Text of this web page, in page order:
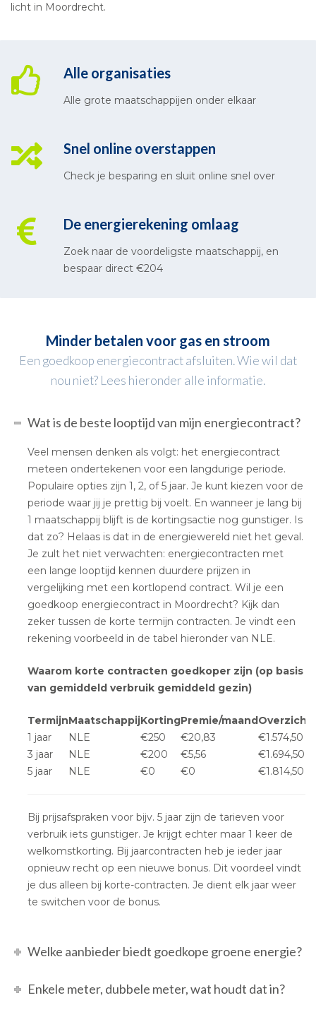
licht in Moordrecht.
Alle organisaties
Alle grote maatschappijen onder elkaar
Snel online overstappen
Check je besparing en sluit online snel over
De energierekening omlaag
Zoek naar de voordeligste maatschappij, en
bespaar direct €204
Minder betalen voor gas en stroom
Een goedkoop energiecontract afsluiten. Wie wil dat
nou niet? Lees hieronder alle informatie.
Wat is de beste looptijd van mijn energiecontract?
Veel mensen denken als volgt: het energiecontract
meteen ondertekenen voor een langdurige periode.
Populaire opties zijn 1, 2, of 5 jaar. Je kunt kiezen voor de
periode waar jij je prettig bij voelt. En wanneer je lang bij
1 maatschappij blijft is de kortingsactie nog gunstiger. Is
dat zo? Helaas is dat in de energiewereld niet het geval.
Je zult het niet verwachten: energiecontracten met
een lange looptijd kennen duurdere prijzen in
vergelijking met een kortlopend contract. Wil je een
goedkoop energiecontract in Moordrecht? Kijk dan
zeker tussen de korte termijn contracten. Je vindt een
rekening voorbeeld in de tabel hieronder van NLE.
Waarom korte contracten goedkoper zijn (op basis
van gemiddeld verbruik gemiddeld gezin)
TermijnMaatschappijKortingPremie/maandOverzicht
1 jaar
NLE €250 €20,83
€1.574,50
3 jaar
NLE €200 €5,56
€1.694,50
5 jaar
NLE €0 €0 €1.814,50
Bij prijsafspraken voor bijv. 5 jaar zijn de tarieven voor
verbruik iets gunstiger. Je krijgt echter maar 1 keer de
welkomstkorting. Bij jaarcontracten heb je ieder jaar
opnieuw recht op een nieuwe bonus. Dit voordeel vindt
je dus alleen bij korte-contracten. Je dient elk jaar weer
te switchen voor de bonus.
Welke aanbieder biedt goedkope groene energie?
Enkele meter, dubbele meter, wat houdt dat in?